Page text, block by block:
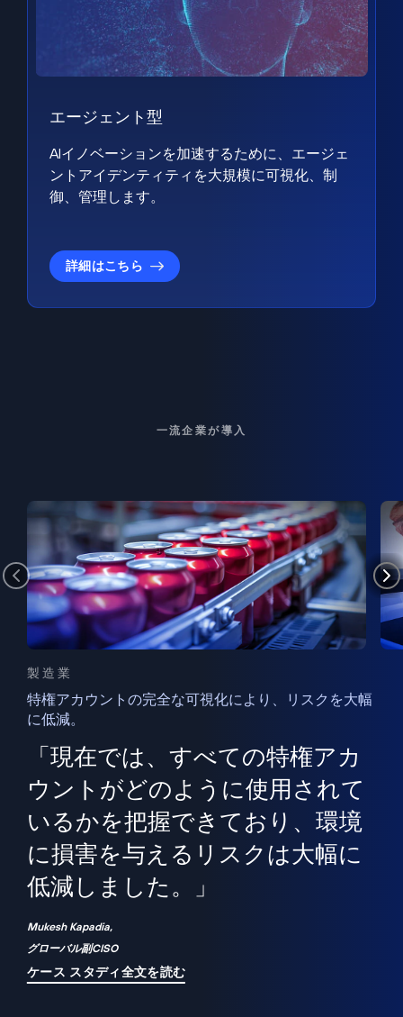
エージェント型
AIイノベーションを加速するために、エージェ
ントアイデンティティを大規模に可視化、制
御、管理します。
詳細はこちら
一流企業が導入
製造業
特権アカウントの完全な可視化により、リスクを大幅
に低減。
「現在では、すべての特権アカ
ウントがどのように使用されて
いるかを把握できており、環境
に損害を与えるリスクは大幅に
低減しました。」
Mukesh Kapadia,
グローバル副CISO
ケース スタディ全文を読む